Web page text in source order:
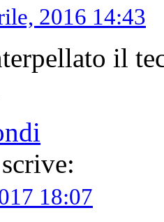
2016 14:43
il
scrive:
18:07